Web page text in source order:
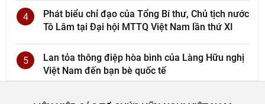
4
Phát biểu chỉ đạo của Tổng Bí thư, Chủ tịch nước
Tô Lâm tại Đại hội MTTQ Việt Nam lần thứ XI
5
Lan tỏa thông điệp hòa bình của Làng Hữu nghị
Việt Nam đến bạn bè quốc tế